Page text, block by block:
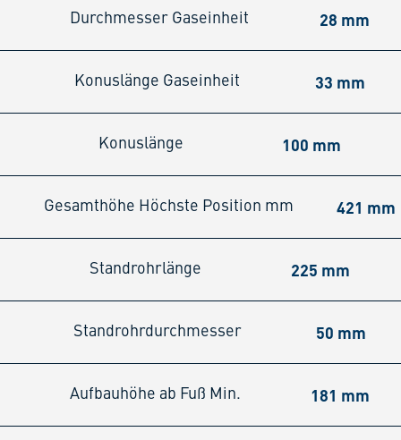
Durchmesser Gaseinheit 28 mm
Konuslänge Gaseinheit 33 mm
Konuslänge 100 mm
Gesamthöhe Höchste Position mm 421 mm
Standrohrlänge 225 mm
Standrohrdurchmesser 50 mm
Aufbauhöhe ab Fuß Min. 181 mm